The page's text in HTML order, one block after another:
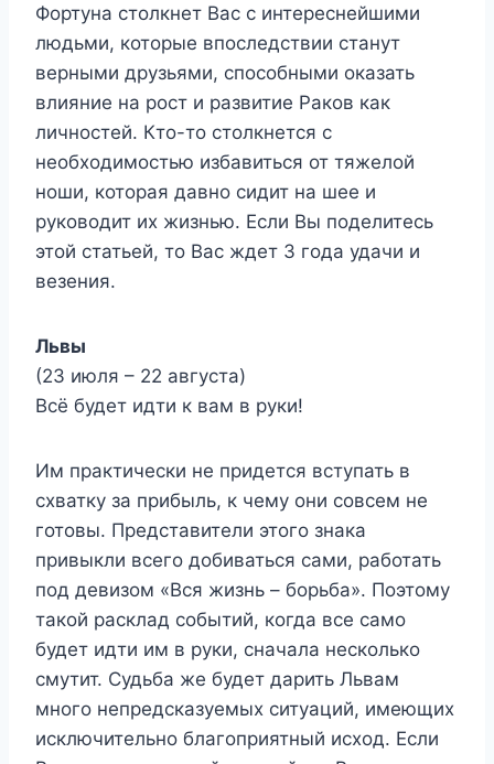
Фортуна столкнет Вас с интереснейшими
людьми, которые впоследствии станут
верными друзьями, способными оказать
влияние на рост и развитие Раков как
личностей. Кто-то столкнется с
необходимостью избавиться от тяжелой
ноши, которая давно сидит на шее и
руководит их жизнью. Если Вы поделитесь
этой статьей, то Вас ждет 3 года удачи и
везения.
Львы
(23 июля – 22 августа)
Всё будет идти к вам в руки!
Им практически не придется вступать в
схватку за прибыль, к чему они совсем не
готовы. Представители этого знака
привыкли всего добиваться сами, работать
под девизом «Вся жизнь – борьба». Поэтому
такой расклад событий, когда все само
будет идти им в руки, сначала несколько
смутит. Судьба же будет дарить Львам
много непредсказуемых ситуаций, имеющих
исключительно благоприятный исход. Если